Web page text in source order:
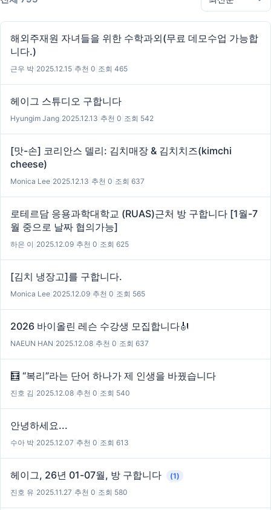
해외주재원 자녀들을 위한 수학과외(무료 데모수업 가능합
니다.)
근우 박 2025.12.15 추천 0 조회 465
헤이그 스튜디오 구합니다
Hyungim Jang 2025.12.13 추천 0 조회 542
[맛-손] 코리안스 델리: 김치매장 & 김치치즈(kimchi
cheese)
Monica Lee 2025.12.13 추천 0 조회 637
로테르담 응용과학대학교 (RUAS)근처 방 구합니다 [1월-7
월 중으로 날짜 협의가능]
하은 이 2025.12.09 추천 0 조회 625
[김치 냉장고]를 구합니다.
Monica Lee 2025.12.09 추천 0 조회 565
2026 바이올린 레슨 수강생 모집합니다🎻
NAEUN HAN 2025.12.08 추천 0 조회 637
🧮 “복리”라는 단어 하나가 제 인생을 바꿨습니다
진호 김 2025.12.08 추천 0 조회 540
안녕하세요...
수아 박 2025.12.07 추천 0 조회 613
헤이그, 26년 01-07월, 방 구합니다
(1)
진호 유 2025.11.27 추천 0 조회 580